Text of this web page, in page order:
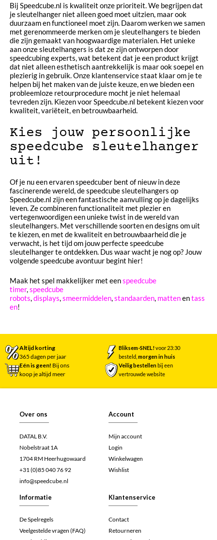
Bij Speedcube.nl is kwaliteit onze prioriteit. We begrijpen dat
je sleutelhanger niet alleen goed moet uitzien, maar ook
duurzaam en functioneel moet zijn. Daarom werken we samen
met gerenommeerde merken om je sleutelhangers te bieden
die zijn gemaakt van hoogwaardige materialen. Het unieke
aan onze sleutelhangers is dat ze zijn ontworpen door
speedcubing experts, wat betekent dat je een product krijgt
dat niet alleen esthetisch aantrekkelijk is maar ook soepel en
plezierig in gebruik. Onze klantenservice staat klaar om je te
helpen bij het maken van de juiste keuze, en we bieden een
probleemloze retourprocedure mocht je niet helemaal
tevreden zijn. Kiezen voor Speedcube.nl betekent kiezen voor
kwaliteit, variëteit, en betrouwbaarheid.
Kies jouw persoonlijke
speedcube sleutelhanger
uit!
Of je nu een ervaren speedcuber bent of nieuw in deze
fascinerende wereld, de speedcube sleutelhangers op
Speedcube.nl zijn een fantastische aanvulling op je dagelijks
leven. Ze combineren functionaliteit met plezier en
vertegenwoordigen een unieke twist in de wereld van
sleutelhangers. Met verschillende soorten en designs om uit
te kiezen, en met de kwaliteit en betrouwbaarheid die je
verwacht, is het tijd om jouw perfecte speedcube
sleutelhanger te ontdekken. Dus waar wacht je nog op? Jouw
volgende speedcube avontuur begint hier!
Maak het spel makkelijker met eenspeedcube
timer,speedcube
robots,displays,smeermiddelen,standaarden, mattenentass
en!
Altijd korting
365 dagen per jaar
Bliksem-SNEL!voor 23:30
besteld,morgen in huis
Eén is geen! Bij ons
koop je altijd meer
Veilig bestellen bij een
vertrouwde website
Over ons
DATAL B.V.
Nobelstraat 1A
1704 RM Heerhugowaard
+31 (0)85 040 76 92
info@speedcube.nl
Account
Mijn account
Login
Winkelwagen
Wishlist
Informatie
De Spelregels
Veelgestelde vragen (FAQ)
Klantenservice
Contact
Retourneren